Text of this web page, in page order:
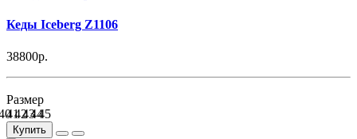
Кеды Iceberg Z1106
38800р.
Размер
4142434445
Купить